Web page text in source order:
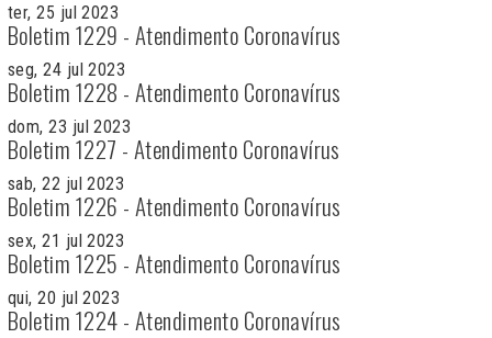
ter, 25 jul 2023
Boletim 1229 - Atendimento Coronavírus
seg, 24 jul 2023
Boletim 1228 - Atendimento Coronavírus
dom, 23 jul 2023
Boletim 1227 - Atendimento Coronavírus
sab, 22 jul 2023
Boletim 1226 - Atendimento Coronavírus
sex, 21 jul 2023
Boletim 1225 - Atendimento Coronavírus
qui, 20 jul 2023
Boletim 1224 - Atendimento Coronavírus